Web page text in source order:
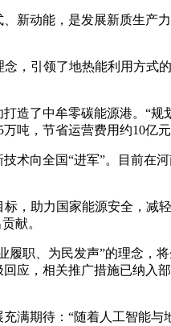
动能，是发展新质生产力
，引领了地热能利用方式
了中牟零碳能源港。“规
吨，节省运营费用约10亿元
向全国“进军”。目前在河
，助力国家能源安全，减
献。
、为民发声”的理念，将
应，相关推广措施已纳入
期待：“随着人工智能与